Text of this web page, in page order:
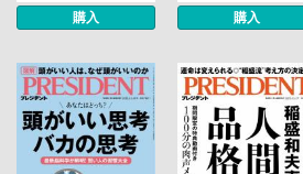
購入 購入